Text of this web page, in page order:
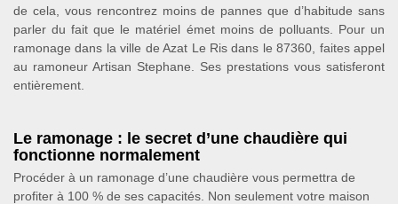
de cela, vous rencontrez moins de pannes que d’habitude sans
parler du fait que le matériel émet moins de polluants. Pour un
ramonage dans la ville de Azat Le Ris dans le 87360, faites appel
au ramoneur Artisan Stephane. Ses prestations vous satisferont
entièrement.
Le ramonage : le secret d’une chaudière qui
fonctionne normalement
Procéder à un ramonage d’une chaudière vous permettra de
profiter à 100 % de ses capacités. Non seulement votre maison